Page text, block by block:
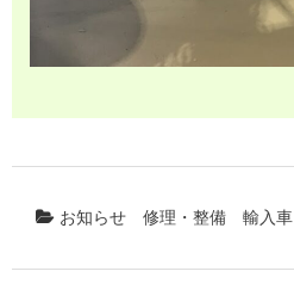
お知らせ 修理・整備 輸入車